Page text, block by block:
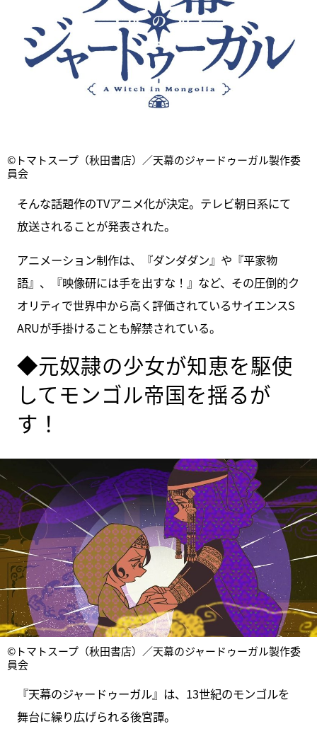
©トマトスープ（秋田書店）／天幕のジャードゥーガル製作委
員会
そんな話題作のTVアニメ化が決定。テレビ朝日系にて
放送されることが発表された。
アニメーション制作は、『ダンダダン』や『平家物
語』、『映像研には手を出すな！』など、その圧倒的ク
オリティで世界中から高く評価されているサイエンスS
ARUが手掛けることも解禁されている。
◆元奴隷の少女が知恵を駆使
してモンゴル帝国を揺るが
す！
©トマトスープ（秋田書店）／天幕のジャードゥーガル製作委
員会
『天幕のジャードゥーガル』は、13世紀のモンゴルを
舞台に繰り広げられる後宮譚。